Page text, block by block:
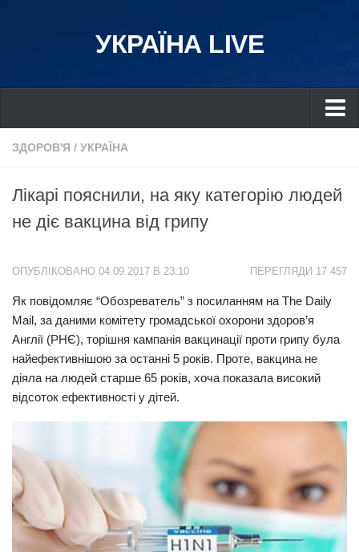
УКРАЇНА LIVE
Україна
Дніпро
Львів
Харків
Донбас
Одеса
Схід
Прикарпаття
Світ
Цікаво
Наука
ЗДОРОВ'Я / УКРАЇНА
Лікарі пояснили, на яку категорію людей
не діє вакцина від грипу
ПЕРЕГЛЯДИ 17 457
ОПУБЛІКОВАНО 04.09.2017 В 23:10
Як повідомляє “Обозреватель” з посиланням на Thе Dаіly
Mаіl, за даними комітету громадської охорони здоров’я
Англії (РНЄ), торішня кампанія вакцинації проти грипу була
найефективнішою за останні 5 років. Проте, вакцина не
діяла на людей старше 65 років, хоча показала високий
відсоток ефективності у дітей.